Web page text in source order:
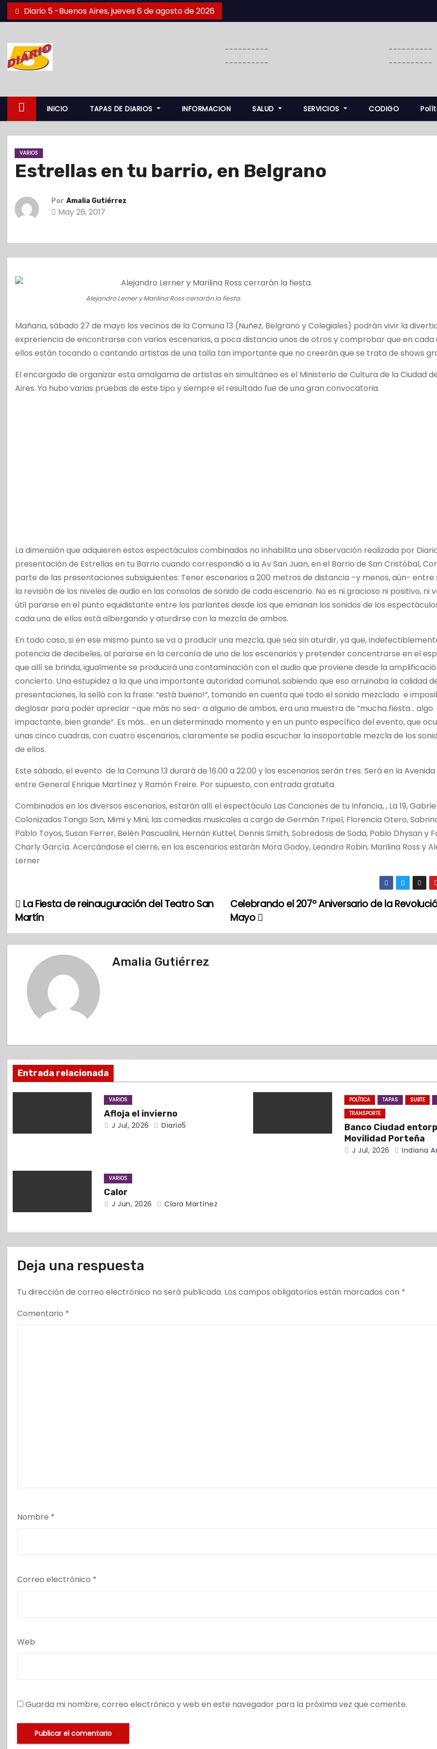
a
Diario 5 -Buenos Aires, jueves 6 de agosto de 2026
----------
----------
----------
----------
INICIO TAPAS DE DIARIOS INFORMACION SALUD SERVICIOS CODIGO
VARIOS
Estrellas en tu barrio, en Belgrano
Por Amalia Gutiérrez
May 26, 2017
Alejandro Lerner y Marilina Ross cerrarán la fiesta.
Mañana, sábado 27 de mayo los vecinos de la Comuna 13 (Nuñez, Belgrano y Colegiales) podrán vivir la
expreriencia de encontrarse con varios escenarios, a poca distancia unos de otros y comprobar que en cada
ellos están tocando o cantando artistas de una talla tan importante que no creerán que se trata de shows
El encargado de organizar esta amalgama de artistas en simultáneo es el Ministerio de Cultura de la Ciudad
Aires. Ya hubo varias pruebas de este tipo y siempre el resultado fue de una gran convocatoria.
La dimensión que adquieren estos espectáculos combinados no inhabilita una observación realizada por
presentación de Estrellas en tu Barrio cuando correspondió a la Av San Juan, en el Barrio de San Cristóbal,
parte de las presentaciones subsiguientes: Tener escenarios a 200 metros de distancia –y menos, aún- entre
la revisión de los niveles de audio en las consolas de sonido de cada escenario. No es ni gracioso ni positivo, ni
útil pararse en el punto equidistante entre los parlantes desde los que emanan los sonidos de los
cada uno de ellos está albergando y aturdirse con la mezcla de ambos.
En todo caso, si en ese mismo punto se va a producir una mezcla, que sea sin aturdir, ya que,
potencia de decibeles, al pararse en la cercanía de uno de los escenarios y pretender concentrarse en el
que allí se brinda, igualmente se producirá una contaminación con el audio que proviene desde la
concierto. Una estupidez a la que una importante autoridad comunal, sabiendo que eso arruinaba la calidad
presentaciones, la selló con la frase: “está bueno!”, tomando en cuenta que todo el sonido mezclado e
deglosar para poder apreciar –que más no sea- a alguno de ambos, era una muestra de ”mucha fiesta… algo
impactante, bien grande”. Es más… en un determinado momento y en un punto específico del evento, que
unas cinco cuadras, con cuatro escenarios, claramente se podía escuchar la insoportable mezcla de los
de ellos.
Este sábado, el evento de la Comuna 13 durará de 16.00 a 22.00 y los escenarios serán tres. Será en la Avenida
entre General Enrique Martínez y Ramón Freire. Por supuesto, con entrada gratuita.
Combinados en los diversos escenarios, estarán allí el espectáculo Las Canciones de tu Infancia, , La 19,
Colonizados Tango Son, Mimi y Mini, las comedias musicales a cargo de Germán Tripel, Florencia Otero,
Pablo Toyos, Susan Ferrer, Belén Pascualini, Hernán Kuttel, Dennis Smith, Sobredosis de Soda, Pablo Dhysan y
Charly García. Acercándose el cierre, en los escenarios estarán Mora Godoy, Leandro Robin, Marilina Ross y
Lerner
N
a
v
i
ó
n
e
n
r
a
d
a
s
Celebrando el 207º Aniversario de la
Mayo
La Fiesta de reinauguración del Teatro San
Martín
Amalia Gutiérrez
Entrada relacionada
VARIOS
Afloja el invierno
J Jul, 2026 Diario5
POLÍTICA TAPAS SUBTE
TRANSPORTE
Banco Ciudad
Movilidad Porteña
J Jul, 2026 Indiana
VARIOS
Calor
J Jun, 2026 Clara Martínez
Deja una respuesta
Tu dirección de correo electrónico no será publicada. Los campos obligatorios están marcados con *
Comentario *
Nombre *
Correo electrónico *
Web
Guarda mi nombre, correo electrónico y web en este navegador para la próxima vez que comente.